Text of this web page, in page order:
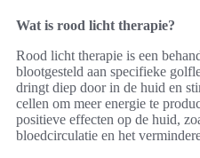
Wat is rood licht therapie?
Rood licht therapie is een
blootgesteld aan specifieke
dringt diep door in de huid en
cellen om meer energie te
positieve effecten op de huid,
bloedcirculatie en het